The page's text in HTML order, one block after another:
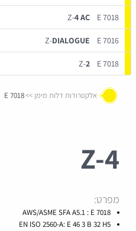
Z-4 AC E 7018
Z-DIALOGUE E 7016
Z-2 E 7018
אלקטרודות דלות מימן E 7018
Z-4
מפרט:
AWS/ASME SFA A5.1 : E 7018
EN ISO 2560-A: E 46 3 B 32 H5